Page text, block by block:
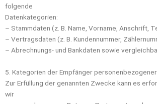
folgende
Datenkategorien:
– Stammdaten (z. B. Name, Vorname, Anschrift,
– Vertragsdaten (z. B. Kundennummer,
– Abrechnungs- und Bankdaten sowie
5. Kategorien der Empfänger
Zur Erfüllung der genannten Zwecke kann es
wir